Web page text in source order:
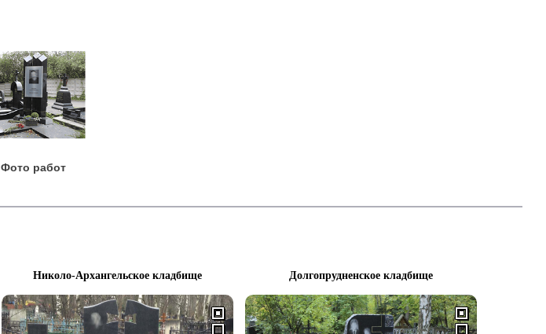
Фото работ
Николо-Архангельское кладбище Долгопрудненское кладбище